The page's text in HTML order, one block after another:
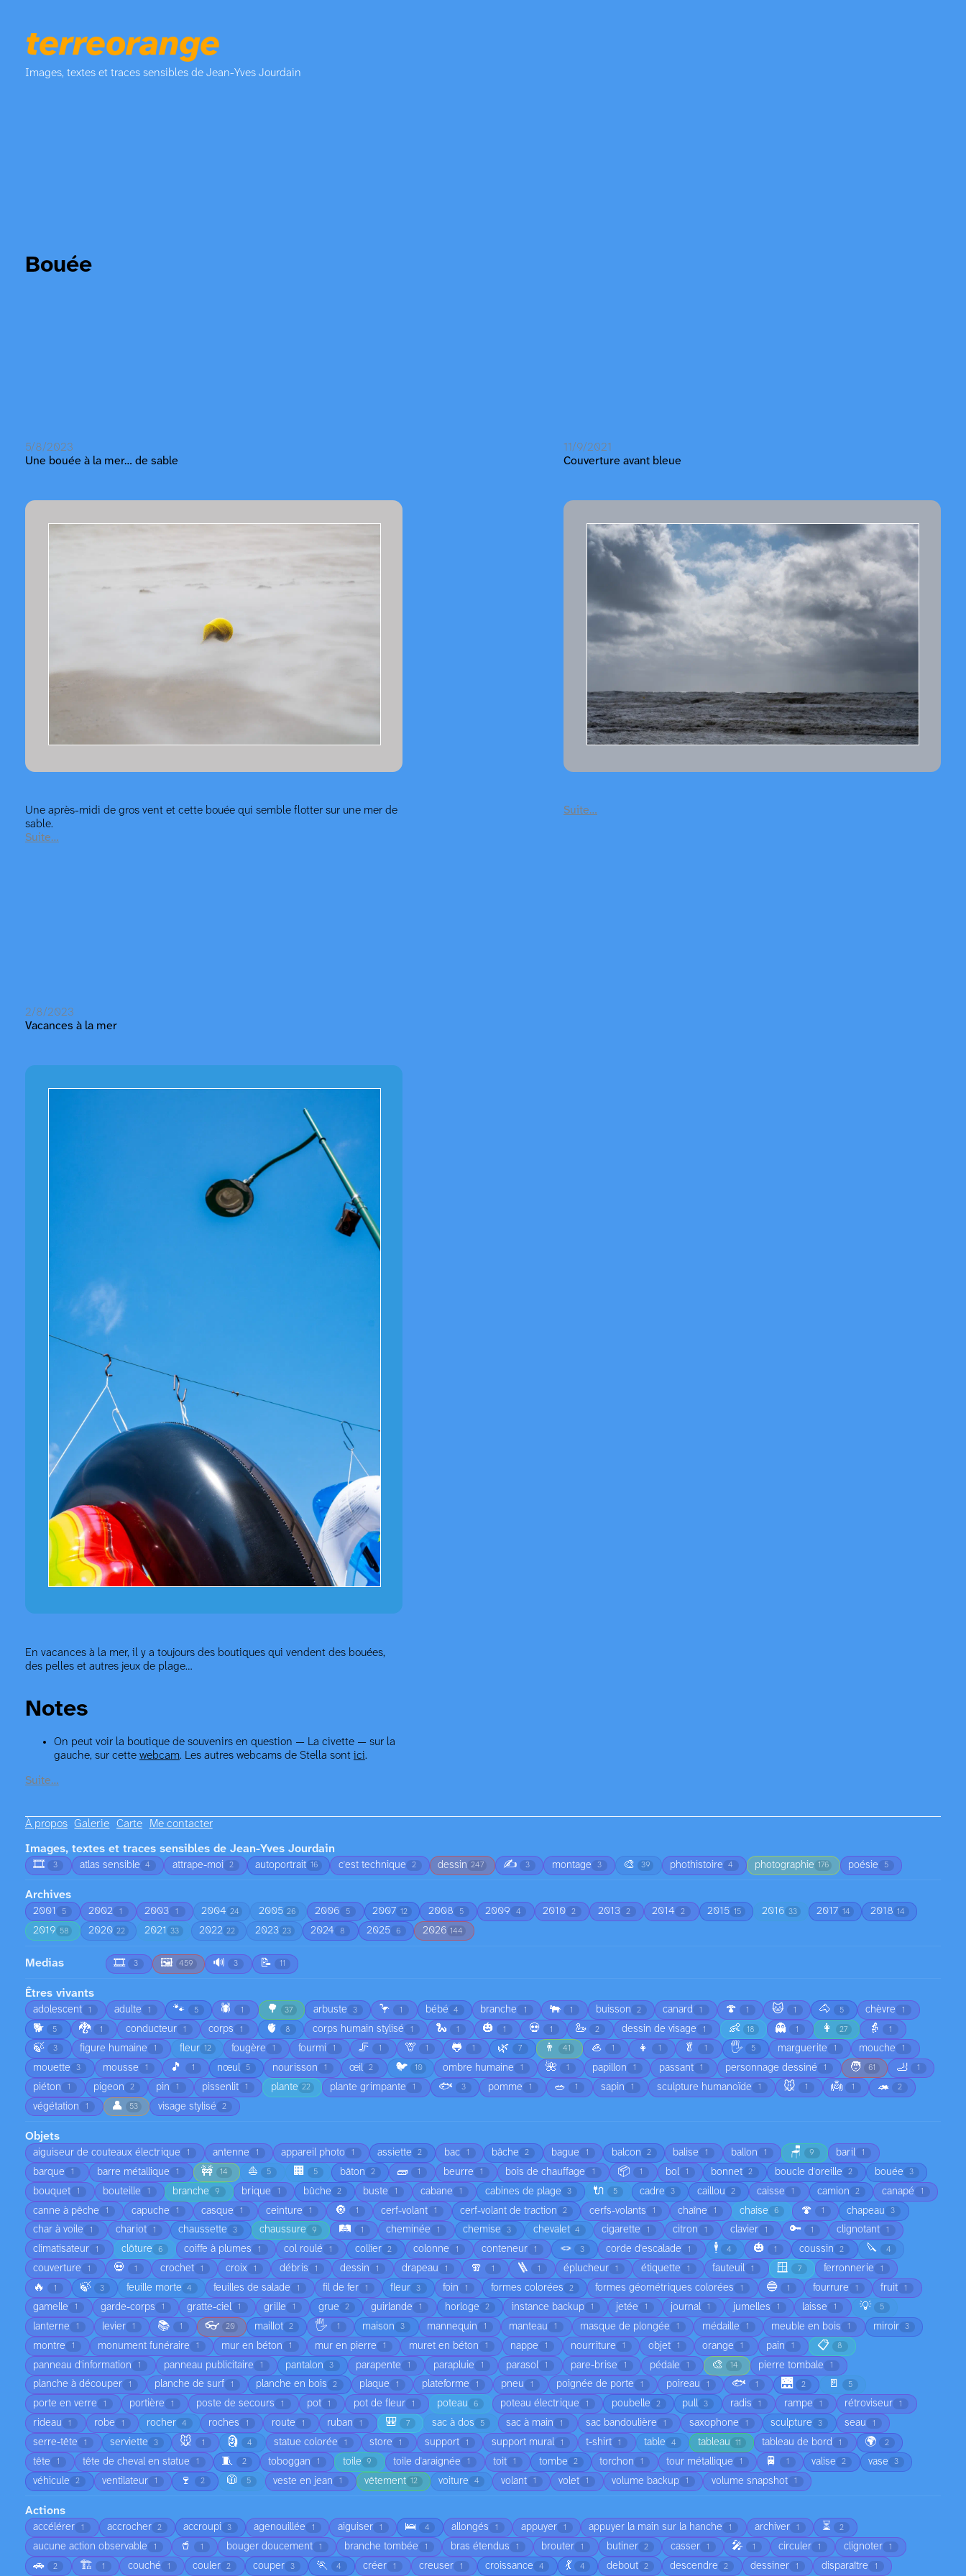
terreorange
Images, textes et traces sensibles de Jean-Yves Jourdain
Bouée
5/8/2023
Une bouée à la mer… de sable
Une après-midi de gros vent et cette bouée qui semble flotter sur une mer de
sable.
Suite…
11/9/2021
Couverture avant bleue
Suite…
2/8/2023
Vacances à la mer
En vacances à la mer, il y a toujours des boutiques qui vendent des bouées,
des pelles et autres jeux de plage…
Notes
On peut voir la boutique de souvenirs en question — La civette — sur la
gauche, sur cette webcam. Les autres webcams de Stella sont ici.
Suite…
À propos Galerie Carte Me contacter
Images, textes et traces sensibles de Jean-Yves Jourdain
🎞️
3 atlas sensible 4 attrape-moi 2 autoportrait 16 c'est technique 2 dessin 247 ✍️ 3 montage 3 🎨 39 phothistoire 4 photographie 176 poésie 5
Archives
2001 5 2002 1 2003 1 2004 24 2005 26 2006 5 2007 12 2008 5 2009 4 2010 2 2013 2 2014 2 2015 15 2016 33 2017 14 2018 14
2019 58 2020 22 2021 33 2022 22 2023 23 2024 8 2025 6 2026 144
Medias 🎞️ 3 🖼️ 459 🔊 3 📝 11
Êtres vivants
adolescent 1 adulte 1 🐾 5 🕷️ 1 🌳 37 arbuste 3 🦩 1 bébé 4 branche 1 🐃 1 buisson 2 canard 1 🍄 1 🐱 1 🐴 5 chèvre 1
🐕 5 🐉 1 conducteur 1 corps 1 🫀 8 corps humain stylisé 1 🐍 1 🎃 1 💀 1 🦢 2 dessin de visage 1 👶 18 👻 1 👩 27 👵 1
🍃 3 figure humaine 1 fleur 12 fougère 1 fourmi 1 🦵 1 🦒 1 🐸 1 🌿 7 👨 41 🦪 1 👧 1 🥬 1 🖐️ 5 marguerite 1 mouche 1
mouette 3 mousse 1 🎵 1 nœul 5 nourisson 1 œil 2 🐦 10 ombre humaine 1 🌺 1 papillon 1 passant 1 personnage dessiné 1 🧑 61 🦶 1
piéton 1 pigeon 2 pin 1 pissenlit 1 plante 22 plante grimpante 1 🐟 3 pomme 1 🥗 1 sapin 1 sculpture humanoïde 1 🐭 1 👼 1 🦔 2
végétation 1 👤 53 visage stylisé 2
Objets
aiguiseur de couteaux électrique 1 antenne 1 appareil photo 1 assiette 2 bac 1 bâche 2 bague 1 balcon 2 balise 1 ballon 1 🪑 9 baril 1
barque 1 barre métallique 1 🚧 14 ⛵ 5 🏢 5 bâton 2 🧱 1 beurre 1 bois de chauffage 1 📦 1 bol 1 bonnet 2 boucle d'oreille 2 bouée 3
bouquet 1 bouteille 1 branche 9 brique 1 bûche 2 buste 1 cabane 1 cabines de plage 3 🔌 5 cadre 3 caillou 2 caisse 1 camion 2 canapé 1
canne à pêche 1 capuche 1 casque 1 ceinture 1 🔘 1 cerf-volant 1 cerf-volant de traction 2 cerfs-volants 1 chaîne 1 chaise 6 🍄 1 chapeau 3
char à voile 1 chariot 1 chaussette 3 chaussure 9 🛤️ 1 cheminée 1 chemise 3 chevalet 4 cigarette 1 citron 1 clavier 1 🔑 1 clignotant 1
climatisateur 1 clôture 6 coiffe à plumes 1 col roulé 1 collier 2 colonne 1 conteneur 1 🪢 3 corde d'escalade 1 🕴️ 4 🎃 1 coussin 2 🔪 4
couverture 1 💀 1 crochet 1 croix 1 débris 1 dessin 1 drapeau 1 🧣 1 🪜 1 éplucheur 1 étiquette 1 fauteuil 1 🪟 7 ferronnerie 1
🔥 1 🍃 3 feuille morte 4 feuilles de salade 1 fil de fer 1 fleur 3 foin 1 formes colorées 2 formes géométriques colorées 1 🔵 1 fourrure 1 fruit 1
gamelle 1 garde-corps 1 gratte-ciel 1 grille 1 grue 2 guirlande 1 horloge 2 instance backup 1 jetée 1 journal 1 jumelles 1 laisse 1 💡 5
lanterne 1 levier 1 📚 1 👓 20 maillot 2 🖐️ 1 maison 3 mannequin 1 manteau 1 masque de plongée 1 médaille 1 meuble en bois 1 miroir 3
montre 1 monument funéraire 1 mur en béton 1 mur en pierre 1 muret en béton 1 nappe 1 nourriture 1 objet 1 orange 1 pain 1 📋 8
panneau d'information 1 panneau publicitaire 1 pantalon 3 parapente 1 parapluie 1 parasol 1 pare-brise 1 pédale 1 🎨 14 pierre tombale 1
planche à découper 1 planche de surf 1 planche en bois 2 plaque 1 plateforme 1 pneu 1 poignée de porte 1 poireau 1 🐟 1 🌉 2 🚪 5
porte en verre 1 portière 1 poste de secours 1 pot 1 pot de fleur 1 poteau 6 poteau électrique 1 poubelle 2 pull 3 radis 1 rampe 1 rétroviseur 1
rideau 1 robe 1 rocher 4 roches 1 route 1 ruban 1 🎒 7 sac à dos 5 sac à main 1 sac bandoulière 1 saxophone 1 sculpture 3 seau 1
serre-tête 1 serviette 3 🐭 1 🗿 4 statue colorée 1 store 1 support 1 support mural 1 t-shirt 1 table 4 tableau 11 tableau de bord 1 🌍 2
tête 1 tête de cheval en statue 1 🧵 2 toboggan 1 toile 9 toile d'araignée 1 toit 1 tombe 2 torchon 1 tour métallique 1 🚆 1 valise 2 vase 3
véhicule 2 ventilateur 1 🍷 2 🧥 5 veste en jean 1 vêtement 12 voiture 4 volant 1 volet 1 volume backup 1 volume snapshot 1
Actions
accélérer 1 accrocher 2 accroupi 3 agenouillée 1 aiguiser 1 🛌 4 allongés 1 appuyer 1 appuyer la main sur la hanche 1 archiver 1 ⏳ 2
aucune action observable 1 🥤 1 bouger doucement 1 branche tombée 1 bras étendus 1 brouter 1 butiner 2 casser 1 🎤 1 circuler 1 clignoter 1
🚗 2 🏗️ 1 couché 1 couler 2 couper 3 🏃 4 créer 1 creuser 1 croissance 4 💃 4 debout 2 descendre 2 dessiner 1 disparaître 1